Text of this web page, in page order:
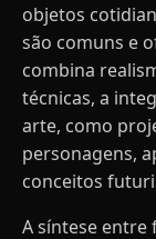
objetos
são comuns e
combina
técnicas, a
arte, como
personagens,
conceitos
A síntese entre